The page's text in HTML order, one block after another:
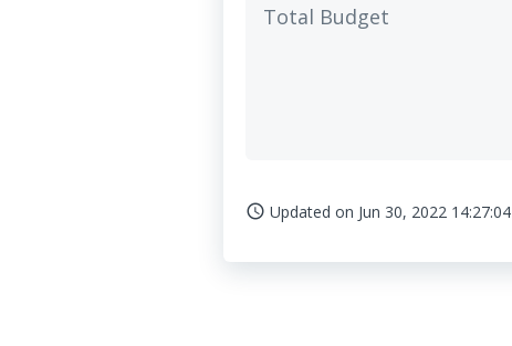
Total Budget
access_time Updated on Jun 30, 2022 14:27:04